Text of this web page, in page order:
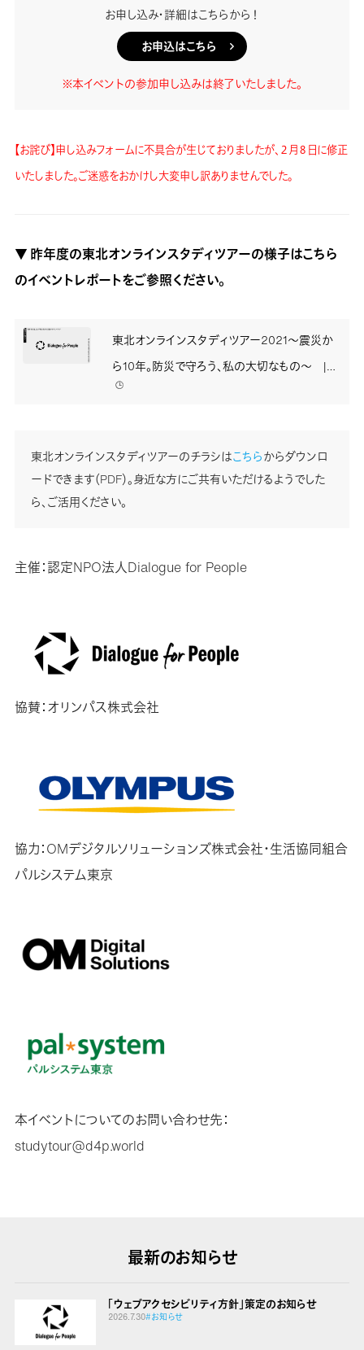
お申し込み・詳細はこちらから！
お申込はこちら
※本イベントの参加申し込みは終了いたしました。
【お詫び】申し込みフォームに不具合が生じておりましたが、２月８日に修正
いたしました。ご迷惑をおかけし大変申し訳ありませんでした。
▼ 昨年度の東北オンラインスタディツアーの様子はこちら
のイベントレポートをご参照ください。
東北オンラインスタディツアー2021～震災か
ら10年。防災で守ろう、私の大切なもの～ |
次世代に向けて | Dialogue for People（ダ
🕒️
東北オンラインスタディツアーのチラシはこちらからダウンロ
ードできます（PDF）。身近な方にご共有いただけるようでした
ら、ご活用ください。
主催：認定NPO法人Dialogue for People
協賛：オリンパス株式会社
協力：OMデジタルソリューションズ株式会社・生活協同組合
パルシステム東京
本イベントについてのお問い合わせ先：
studytour@d4p.world
最新のお知らせ
「ウェブアクセシビリティ方針」策定のお知らせ
2026.7.30#お知らせ